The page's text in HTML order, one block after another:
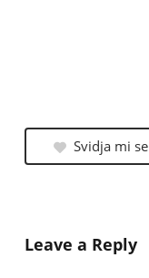
Svidja mi se
Leave a Reply